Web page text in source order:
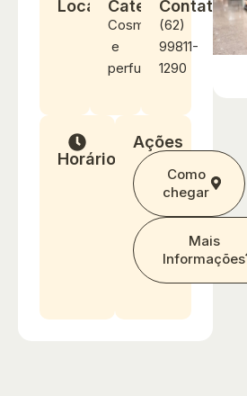
LocalizaçãoCategoria
Cosméticos
e
perfumaria
Contato
(62)
99811-
1290
Horários
Ações
Como
chegar
Mais
Informações